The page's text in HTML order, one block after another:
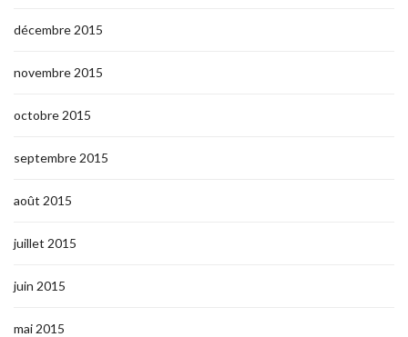
décembre 2015
novembre 2015
octobre 2015
septembre 2015
août 2015
juillet 2015
juin 2015
mai 2015